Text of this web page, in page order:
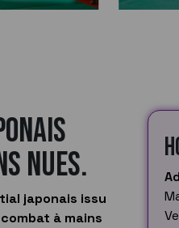
nues.
japonais issu
à mains